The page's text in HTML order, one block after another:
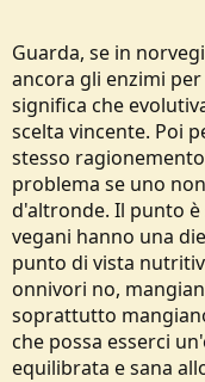
Guarda, se in
ancora gli enzimi
significa che
scelta vincente. Poi
stesso
problema se uno
d'altronde. Il punto
vegani hanno una
punto di vista
onnivori no,
soprattutto
che possa esserci
equilibrata e sana